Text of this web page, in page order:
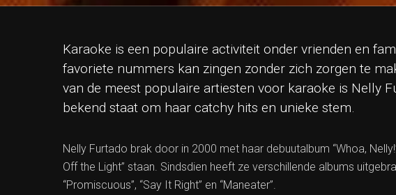
Karaoke is een populaire activiteit onder vrienden en
favoriete nummers kan zingen zonder zich zorgen te
van de meest populaire artiesten voor karaoke is Nelly
bekend staat om haar catchy hits en unieke stem.
Nelly Furtado brak door in 2000 met haar debuutalbum “Whoa,
Off the Light” staan. Sindsdien heeft ze verschillende albums
“Promiscuous”, “Say It Right” en “Maneater”.